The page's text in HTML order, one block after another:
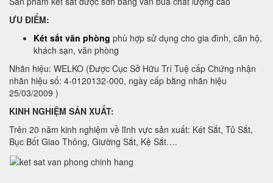
ƯU ĐIỂM:
Két sắt văn phòng phù hợp sử dụng cho gia đình, căn hộ,
khách sạn, văn phòng
Nhãn hiệu: WELKO (Được Cục Sở Hữu Trí Tuệ cấp Chứng nhận
nhãn hiệu số: 4-0120132-000, ngày cấp bằng nhãn hiệu
25/03/2009 )
KINH NGHIỆM SẢN XUẤT:
Trên 20 năm kinh nghiệm về lĩnh vực sản xuất: Két Sắt, Tủ Sắt,
Bục Bốt Giao Thông, Giường Sắt, Kệ Sắt….